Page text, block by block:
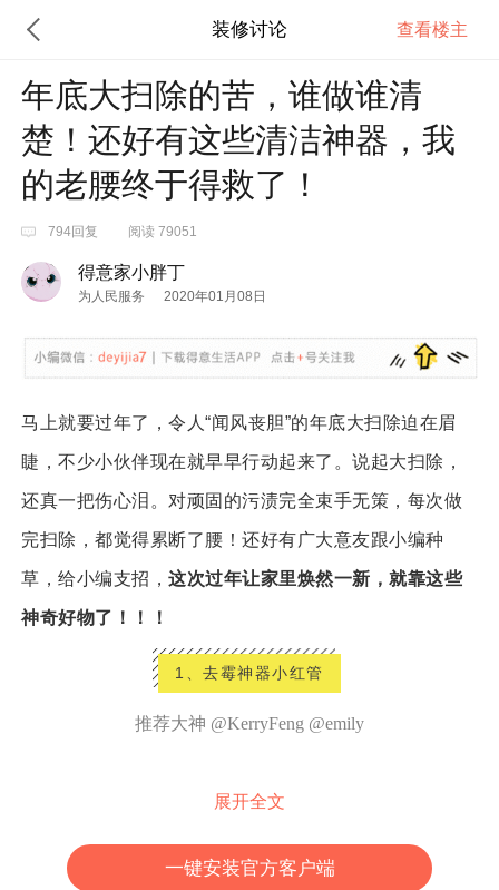
装修讨论 查看楼主
年底大扫除的苦，谁做谁清
楚！还好有这些清洁神器，我
的老腰终于得救了！
794回复 阅读 79051
得意家小胖丁
为人民服务 2020年01月08日
马上就要过年了，令人“闻风丧胆”的年底大扫除迫在眉
睫，不少小伙伴现在就早早行动起来了。说起大扫除，
还真一把伤心泪。 对顽固的污渍完全束手无策，每次做
完扫除，都觉得累断了腰！还好有广大意友跟小编种
草，给小编支招，这次过年让家里焕然一新，就靠这些
神奇好物了！！！
1、去霉神器小红管
推荐大神 @KerryFeng @emily
款网上风评很好，只需要涂抹在玻璃胶表面马上就
展开全文
一键安装官方客户端